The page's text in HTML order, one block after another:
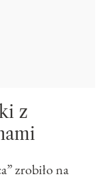
z
zrobiło na